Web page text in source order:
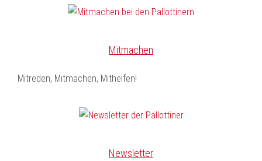
Mitmachen
Mitreden, Mitmachen, Mithelfen!
Newsletter